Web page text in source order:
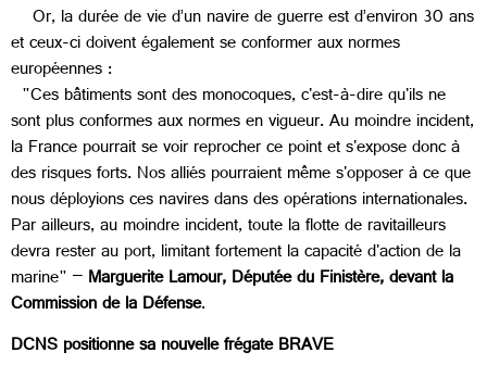
Or, la durée de vie d’un navire de guerre est d’environ 30 ans
et ceux-ci doivent également se conformer aux normes
européennes :
"Ces bâtiments sont des monocoques, c'est-à-dire qu'ils ne
sont plus conformes aux normes en vigueur. Au moindre incident,
la France pourrait se voir reprocher ce point et s'expose donc à
des risques forts. Nos alliés pourraient même s'opposer à ce que
nous déployions ces navires dans des opérations internationales.
Par ailleurs, au moindre incident, toute la flotte de ravitailleurs
devra rester au port, limitant fortement la capacité d'action de la
marine" –Marguerite Lamour, Députée du Finistère, devant la
Commission de la Défense.
DCNS positionne sa nouvelle frégate BRAVE